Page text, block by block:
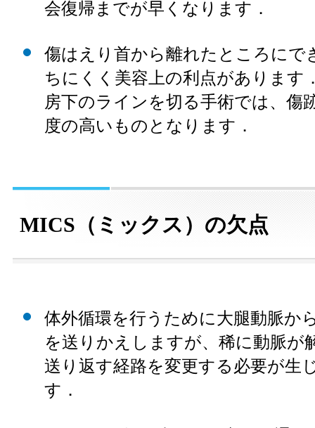
会復帰までが早くなります．
傷はえり首から離れたところにで
ちにくく美容上の利点があります
房下のラインを切る手術では、傷
度の高いものとなります．
MICS（ミックス）の欠点
体外循環を行うために大腿動脈か
を送りかえしますが、稀に動脈が
送り返す経路を変更する必要が生
す．